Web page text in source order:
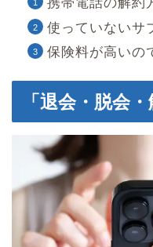
携帯電話の解約
使っていないサ
保険料が高いの
「退会・脱会